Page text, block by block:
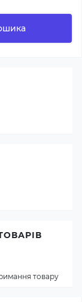
товару